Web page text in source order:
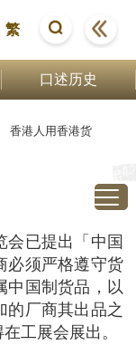
繁
口述历史
香港人用香港货
会已提出「中国
必须严格遵守货
中国制货品，以
的厂商其出品之
工展会展出。